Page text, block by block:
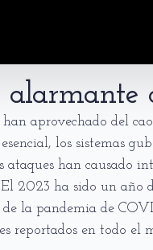
alarmante
han aprovechado del
los sistemas
ataques han causado
2023 ha sido un
de la pandemia de
reportados en todo el